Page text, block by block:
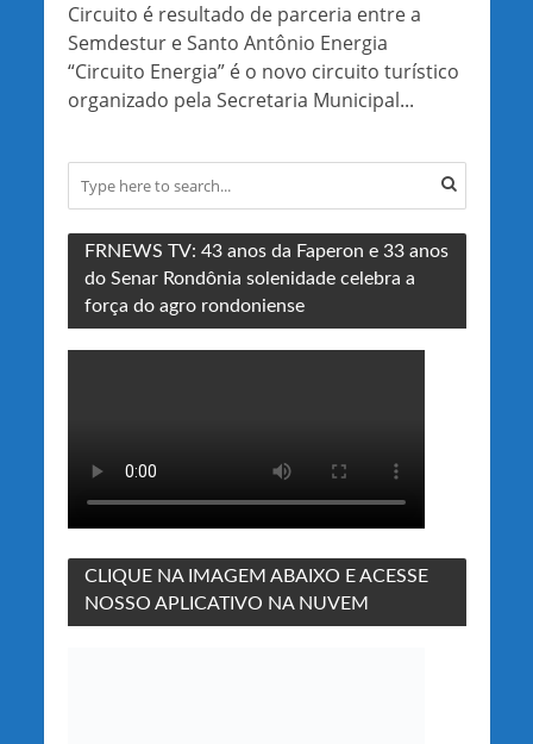
Circuito é resultado de parceria entre a
Semdestur e Santo Antônio Energia
“Circuito Energia” é o novo circuito turístico
organizado pela Secretaria Municipal...
FRNEWS TV: 43 anos da Faperon e 33 anos
do Senar Rondônia solenidade celebra a
força do agro rondoniense
CLIQUE NA IMAGEM ABAIXO E ACESSE
NOSSO APLICATIVO NA NUVEM